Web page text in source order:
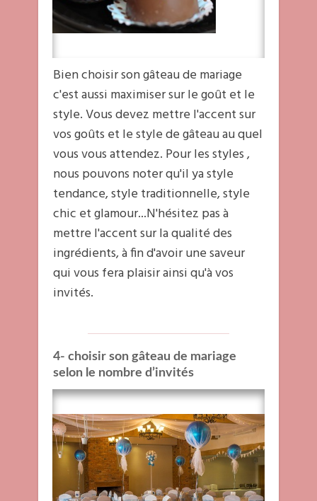
Bien choisir son gâteau de mariage
c'est aussi maximiser sur le goût et le
style. Vous devez mettre l'accent sur
vos goûts et le style de gâteau au quel
vous vous attendez. Pour les styles ,
nous pouvons noter qu'il ya style
tendance, style traditionnelle, style
chic et glamour...N'hésitez pas à
mettre l'accent sur la qualité des
ingrédients, à fin d'avoir une saveur
qui vous fera plaisir ainsi qu'à vos
invités.
4- choisir son gâteau de mariage
selon le nombre d’invités